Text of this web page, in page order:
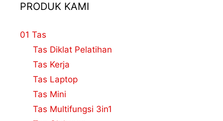
PRODUK KAMI
01 Tas
Tas Diklat Pelatihan
Tas Kerja
Tas Laptop
Tas Mini
Tas Multifungsi 3in1